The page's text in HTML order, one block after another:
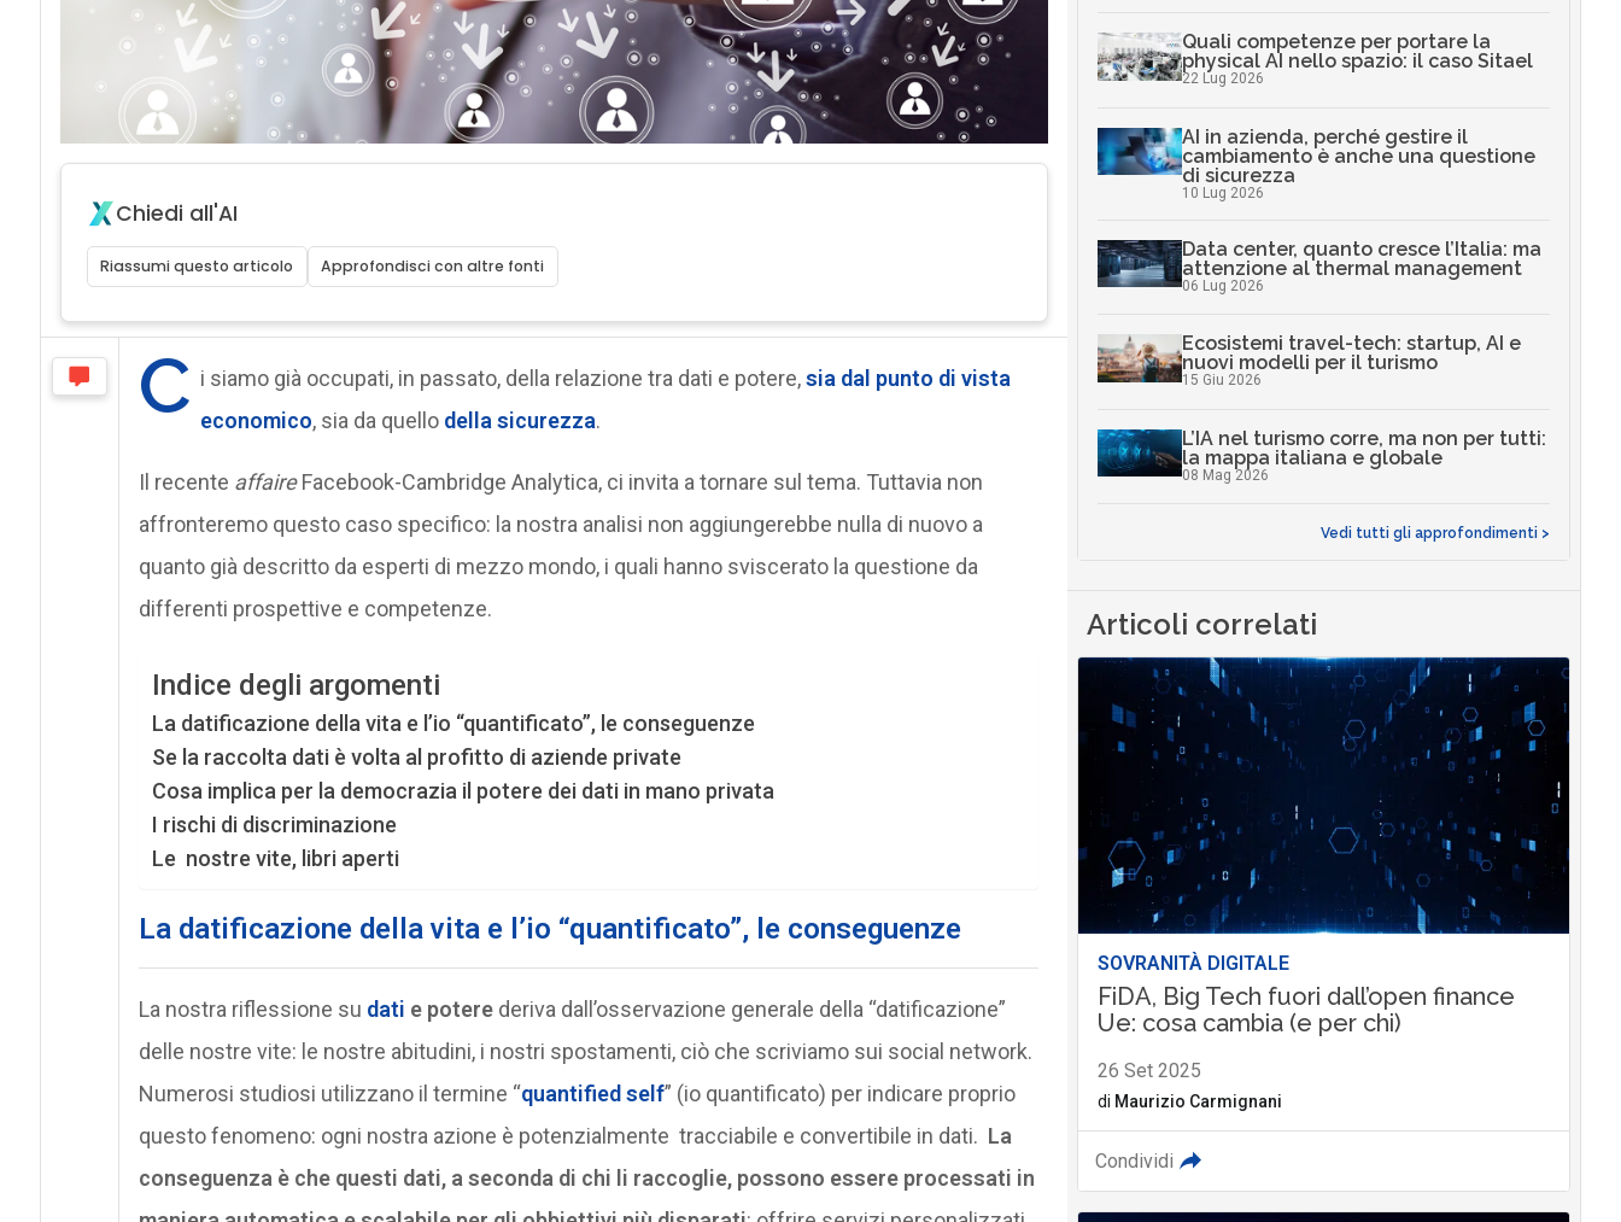
Chiedi all'AI
Riassumi questo articolo Approfondisci con altre fonti
C i siamo già occupati, in passato, della relazione tra dati e potere,sia dal punto di vista
economico, sia da quello della sicurezza.
Il recente affaireFacebook-Cambridge Analytica, ci invita a tornare sul tema. Tuttavia non
affronteremo questo caso specifico: la nostra analisi non aggiungerebbe nulla di nuovo a
quanto già descritto da esperti di mezzo mondo, i quali hanno sviscerato la questione da
differenti prospettive e competenze.
Indice degli argomenti
La datificazione della vita e l’io “quantificato”, le conseguenze
Se la raccolta dati è volta al profitto di aziende private
Cosa implica per la democrazia il potere dei dati in mano privata
I rischi di discriminazione
Le nostre vite, libri aperti
La datificazione della vita e l’io “quantificato”, le conseguenze
La nostra riflessione su dati e poterederiva dall’osservazione generale della “datificazione”
delle nostre vite: le nostre abitudini, i nostri spostamenti, ciò che scriviamo sui social network.
Numerosi studiosi utilizzano il termine “quantified self” (io quantificato) per indicare proprio
questo fenomeno: ogni nostra azione è potenzialmente tracciabile e convertibile in dati. La
conseguenza è che questi dati, a seconda di chi li raccoglie, possono essere processati in
Quali competenze per portare la
physical AI nello spazio: il caso Sitael
22 Lug 2026
AI in azienda, perché gestire il
cambiamento è anche una questione
di sicurezza
10 Lug 2026
Data center, quanto cresce l’Italia: ma
attenzione al thermal management
06 Lug 2026
Ecosistemi travel-tech: startup, AI e
nuovi modelli per il turismo
15 Giu 2026
L’IA nel turismo corre, ma non per tutti:
la mappa italiana e globale
08 Mag 2026
Vedi tutti gli approfondimenti >
Articoli correlati
SOVRANITÀ DIGITALE
FiDA, Big Tech fuori dall’open finance
Ue: cosa cambia (e per chi)
26 Set 2025
di Maurizio Carmignani
Condividi